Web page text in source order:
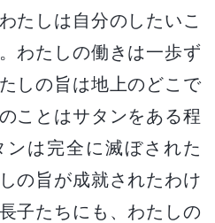
たしは自分のしたいこ
わたしの働きは一歩ず
しの旨は地上のどこで
ことはサタンをある程
は完全に滅ぼされた
の旨が成就されたわけ
子たちにも、わたしの